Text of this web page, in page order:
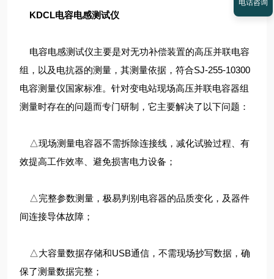
KDCL电容电感测试仪
电容电感测试仪主要是对无功补偿装置的高压并联电容
组，以及电抗器的测量，其测量依据，符合SJ-255-10300
电容测量仪国家标准。针对变电站现场高压并联电容器组
测量时存在的问题而专门研制，它主要解决了以下问题：
△现场测量电容器不需拆除连接线，减化试验过程、有
效提高工作效率、避免损害电力设备；
△完整参数测量，极易判别电容器的品质变化，及器件
间连接导体故障；
△大容量数据存储和USB通信，不需现场抄写数据，确
保了测量数据完整；
电话咨询